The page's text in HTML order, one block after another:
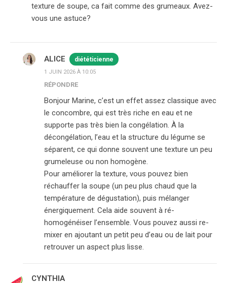
texture de soupe, ca fait comme des grumeaux. Avez-
vous une astuce?
ALICE diététicienne
1 JUIN 2026 À 10:05
RÉPONDRE
Bonjour Marine, c’est un effet assez classique avec
le concombre, qui est très riche en eau et ne
supporte pas très bien la congélation. À la
décongélation, l’eau et la structure du légume se
séparent, ce qui donne souvent une texture un peu
grumeleuse ou non homogène.
Pour améliorer la texture, vous pouvez bien
réchauffer la soupe (un peu plus chaud que la
température de dégustation), puis mélanger
énergiquement. Cela aide souvent à ré-
homogénéiser l’ensemble. Vous pouvez aussi re-
mixer en ajoutant un petit peu d’eau ou de lait pour
retrouver un aspect plus lisse.
CYNTHIA